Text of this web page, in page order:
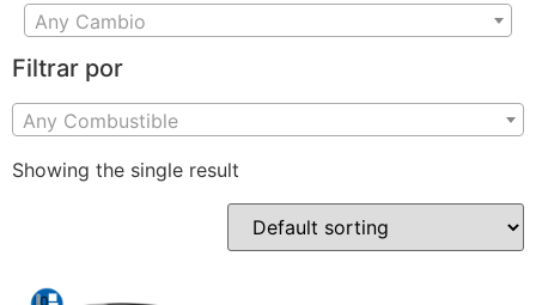
Any Cambio
Filtrar por
Any Combustible
Showing the single result